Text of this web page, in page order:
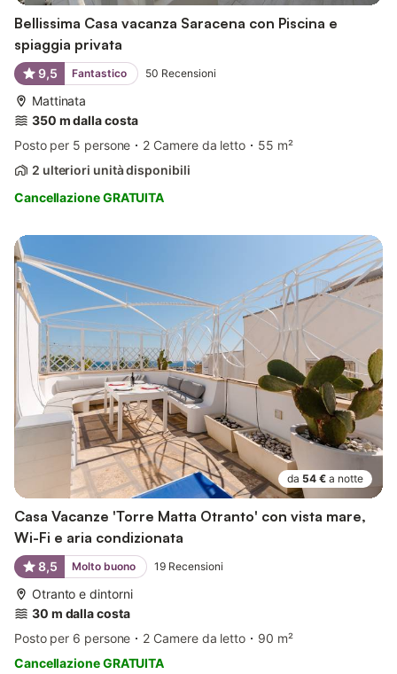
Bellissima Casa vacanza Saracena con Piscina e
spiaggia privata
9,5 Fantastico 50 Recensioni
Mattinata
350 m dalla costa
Posto per 5 persone
2 Camere da letto
55 m²
2 ulteriori unità disponibili
Cancellazione GRATUITA
da 54 € a notte
Casa Vacanze 'Torre Matta Otranto' con vista mare,
Wi-Fi e aria condizionata
8,5 Molto buono 19 Recensioni
Otranto e dintorni
30 m dalla costa
Posto per 6 persone
2 Camere da letto
90 m²
Cancellazione GRATUITA